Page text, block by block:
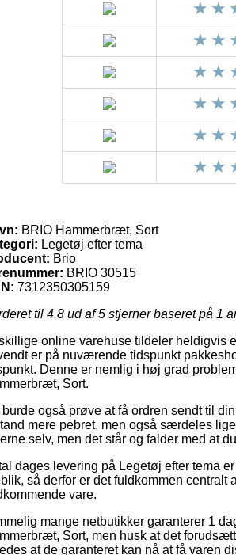
BRIO Hammerbræt, Sort
Legetøj efter tema
Brio
BRIO 30515
7312350305159
til 4.8 ud af 5 stjerner baseret på 1
online varehuse tildeler heldigvis
er på nuværende tidspunkt
Denne er nemlig i høj grad
Sort.
burde også prøve at få ordren sendt til
mere pebret, men også særdeles
selv, men det står og falder med at
dages levering på Legetøj efter tema
så derfor er det fuldkommen
vare.
mange netbutikker garanterer 1
Sort, men husk at det
at de garanteret kan nå at få varen